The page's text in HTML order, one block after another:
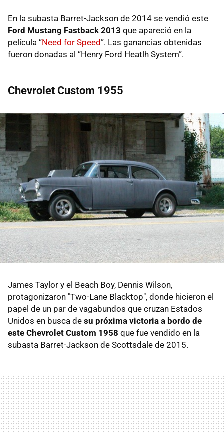
En la subasta Barret-Jackson de 2014 se vendió este
Ford Mustang Fastback 2013 que apareció en la
película “Need for Speed”. Las ganancias obtenidas
fueron donadas al “Henry Ford Heatlh System”.
Chevrolet Custom 1955
James Taylor y el Beach Boy, Dennis Wilson,
protagonizaron "Two-Lane Blacktop", donde hicieron el
papel de un par de vagabundos que cruzan Estados
Unidos en busca de su próxima victoria a bordo de
este Chevrolet Custom 1958 que fue vendido en la
subasta Barret-Jackson de Scottsdale de 2015.